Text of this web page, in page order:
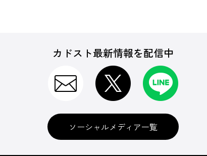
カドスト最新情報を配信中
ソーシャルメディア一覧